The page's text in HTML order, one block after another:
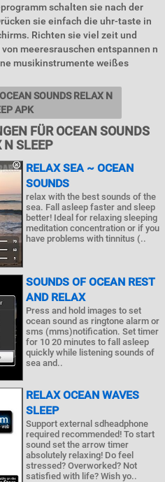
schalten sie nach der
sie einfach die uhr-taste in
Richten sie viel zeit und
meeresrauschen entspannen n
musikinstrumente weißes
SOUNDS RELAX N
APK
FÜR OCEAN SOUNDS
N SLEEP
RELAX SEA ~ OCEAN
SOUNDS
relax with the best sounds of the
sea. Fall asleep faster and sleep
better! Ideal for relaxing sleeping
meditation concentration or if you
have problems with tinnitus (..
SOUNDS OF OCEAN REST
AND RELAX
Press and hold images to set
ocean sound as ringtone alarm or
sms (mms)notification. Set timer
for 10 20 minutes to fall asleep
quickly while listening sounds of
sea and..
RELAX OCEAN WAVES
SLEEP
Support external sdheadphone
required recommended! To start
sound set the arrow timer
absolutely relaxing! Do feel
stressed? Overworked? Not
satisfied with life? Wish yo..